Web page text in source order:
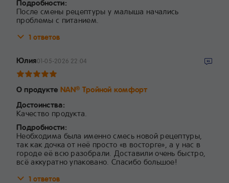
Подробности:
После смены рецептуры у малыша начались
проблемы с питанием.
1 ответов
Юлия01-05-2026 22:04
О продукте NAN® Тройной комфорт
Достоинства:
Качество продукта.
Подробности:
Необходима была именно смесь новой рецептуры,
так как дочка от неё просто «в восторге», а у нас в
городе её всю разобрали. Доставили очень быстро,
всё аккуратно упаковано. Спасибо большое!
1 ответов